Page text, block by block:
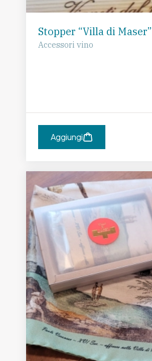
Stopper “Villa di Maser”
Accessori vino
Aggiungi